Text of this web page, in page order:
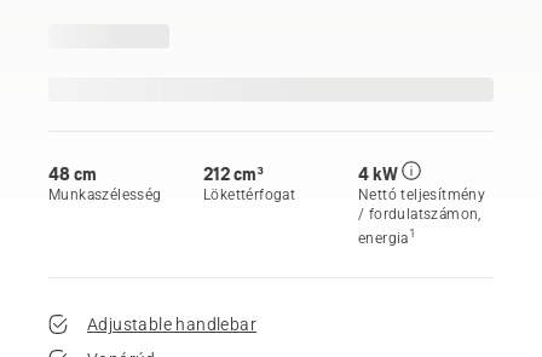
48 cm
Munkaszélesség
212 cm³
Lökettérfogat
4 kW
Nettó teljesítmény
/ fordulatszámon,
energia1
Adjustable handlebar